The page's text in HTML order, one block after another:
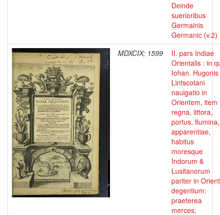
Deinde
suerioribus
Germainis
Germanic (v.2)
MDXCIX; 1599
II. pars Indiae
Orientalis : in
Iohan. Hugonis
Lintscotani
nauigatio in
Orientem, item
regna, littora,
portus, flumina,
apparentiae,
habitus
moresque
Indorum &
Lusitanorum
pariter in
degentium:
praeterea
merces,